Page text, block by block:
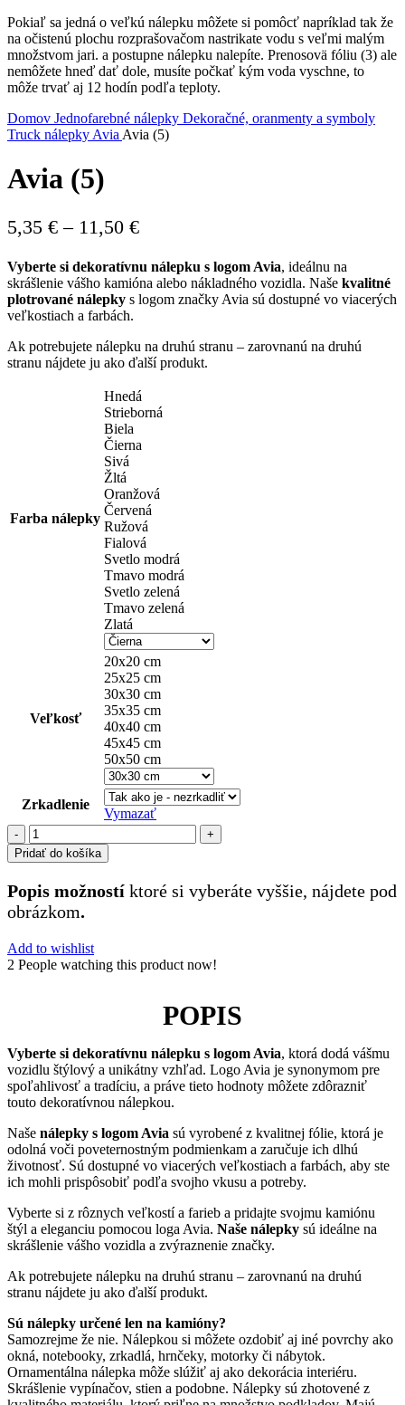
Pokiaľ sa jedná o veľkú nálepku môžete si pomôcť napríklad tak že
na očistenú plochu rozprašovačom nastrikate vodu s veľmi malým
množstvom jari. a postupne nálepku nalepíte. Prenosovä fóliu (3) ale
nemôžete hneď dať dole, musíte počkať kým voda vyschne, to
môže trvať aj 12 hodín podľa teploty.
Domov Jednofarebné nálepky Dekoračné, oranmenty a symboly
Truck nálepky Avia Avia (5)
Avia (5)
5,35 € – 11,50 €Price
5,35 €
through
Vyberte si dekoratívnu nálepku s logom Avia, ideálnu na
skrášlenie vášho kamióna alebo nákladného vozidla. Naše kvalitné
plotrované nálepky s logom značky Avia sú dostupné vo viacerých
veľkostiach a farbách.
Ak potrebujete nálepku na druhú stranu – zarovnanú na druhú
stranu nájdete ju ako ďalší produkt.
Farba nálepky
Hnedá
Strieborná
Biela
Čierna
Sivá
Žltá
Oranžová
Červená
Ružová
Fialová
Svetlo modrá
Tmavo modrá
Svetlo zelená
Tmavo zelená
Zlatá
Veľkosť
20x20 cm
25x25 cm
30x30 cm
35x35 cm
40x40 cm
45x45 cm
50x50 cm
Zrkadlenie
Vymazať
množstvo
Avia
(5)
Pridať do košíka
Popis možností ktoré si vyberáte vyššie, nájdete pod
obrázkom.
Add to wishlist
2 People watching this product now!
POPIS
Vyberte si dekoratívnu nálepku s logom Avia, ktorá dodá vášmu
vozidlu štýlový a unikátny vzhľad. Logo Avia je synonymom pre
spoľahlivosť a tradíciu, a práve tieto hodnoty môžete zdôrazniť
touto dekoratívnou nálepkou.
Naše nálepky s logom Avia sú vyrobené z kvalitnej fólie, ktorá je
odolná voči poveternostným podmienkam a zaručuje ich dlhú
životnosť. Sú dostupné vo viacerých veľkostiach a farbách, aby ste
ich mohli prispôsobiť podľa svojho vkusu a potreby.
Vyberte si z rôznych veľkostí a farieb a pridajte svojmu kamiónu
štýl a eleganciu pomocou loga Avia. Naše nálepky sú ideálne na
skrášlenie vášho vozidla a zvýraznenie značky.
Ak potrebujete nálepku na druhú stranu – zarovnanú na druhú
stranu nájdete ju ako ďalší produkt.
Sú nálepky určené len na kamióny?
Samozrejme že nie. Nálepkou si môžete ozdobiť aj iné povrchy ako
okná, notebooky, zrkadlá, hrnčeky, motorky či nábytok.
Ornamentálna nálepka môže slúžiť aj ako dekorácia interiéru.
Skrášlenie vypínačov, stien a podobne. Nálepky sú zhotovené z